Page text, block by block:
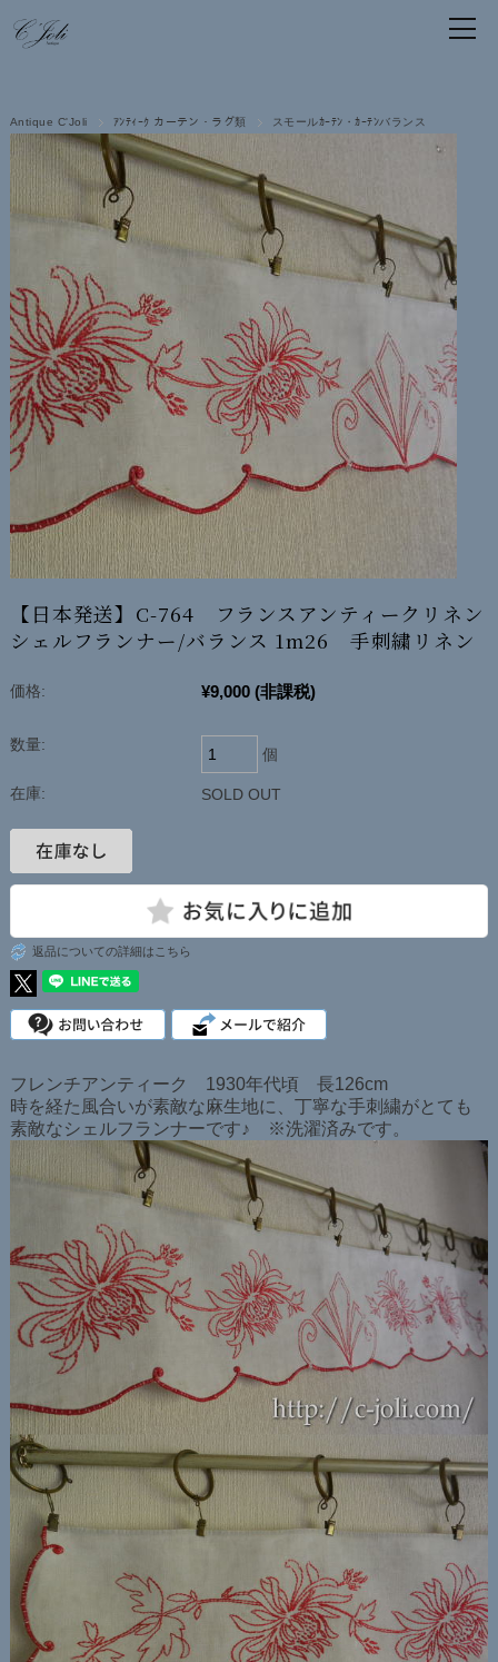
Antique C'Joli ｱﾝﾃｨｰｸ カーテン・ラグ類 スモールｶｰﾃﾝ・ｶｰﾃﾝバランス
【日本発送】C-764 フランスアンティークリネン
シェルフランナー/バランス 1m26 手刺繍リネン
価格: ¥9,000 (非課税)
数量:
個
在庫: SOLD OUT
返品についての詳細はこちら
フレンチアンティーク 1930年代頃 長126cm
時を経た風合いが素敵な麻生地に、丁寧な手刺繍がとても
素敵なシェルフランナーです♪ ※洗濯済みです。